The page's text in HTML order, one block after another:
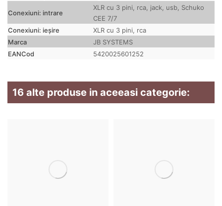
Conexiuni: intrare
XLR cu 3 pini, rca, jack, usb, Schuko
CEE 7/7
Conexiuni: ieșire
XLR cu 3 pini, rca
Marca
JB SYSTEMS
EANCod
5420025601252
16 alte produse in aceeasi categorie: